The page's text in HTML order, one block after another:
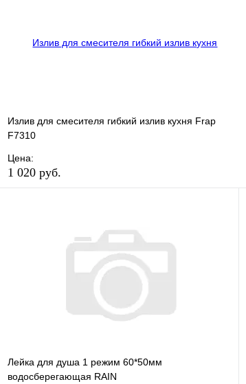
Излив для смесителя гибкий излив кухня Frap
F7310
Цена:
1 020 руб.
В корзину
Лейка для душа 1 режим 60*50мм
водосберегающая RAIN